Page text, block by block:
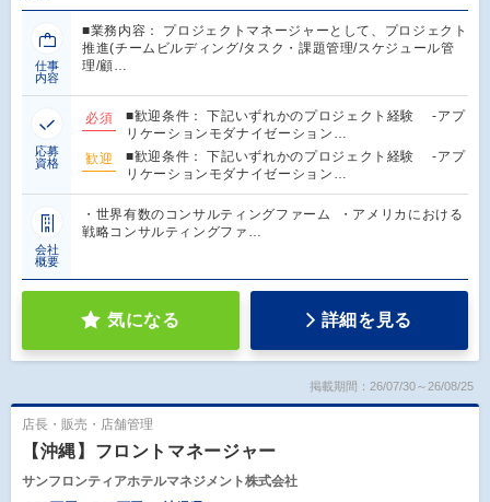
仕事
内容
■業務内容： プロジェクトマネージャーとして、プロジェクト
推進(チームビルディング/タスク・課題管理/スケジュール管
理/顧…
応募
資格
必須
■歓迎条件： 下記いずれかのプロジェクト経験 -アプ
リケーションモダナイゼーション…
歓迎
■歓迎条件： 下記いずれかのプロジェクト経験 -アプ
リケーションモダナイゼーション…
会社
概要
・世界有数のコンサルティングファーム ・アメリカにおける
戦略コンサルティングファ…
気になる 詳細を見る
掲載期間：26/07/30～26/08/25
店長・販売・店舗管理
【沖縄】フロントマネージャー
サンフロンティアホテルマネジメント株式会社